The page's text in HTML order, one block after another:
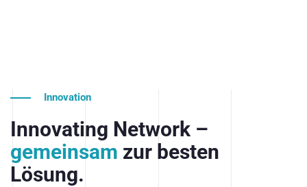
Innovation
Innovating Network –
gemeinsam zur besten
Lösung.